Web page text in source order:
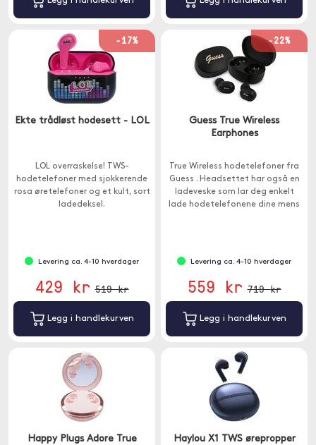
-17%
Ekte trådløst hodesett - LOL
LOL overraskelse! TWS-
hodetelefoner med sjokkerende
rosa øretelefoner og et kult, sort
ladedeksel.
Levering ca. 4-10 hverdager
429 kr 519 kr
Legg i handlekurven
-22%
Guess True Wireless
Earphones
True Wireless hodetelefoner fra
Guess . Headsettet har også en
ladeveske som lar deg enkelt
lade hodetelefonene dine mens
Levering ca. 4-10 hverdager
559 kr 719 kr
Legg i handlekurven
Happy Plugs Adore True
Haylou X1 TWS ørepropper